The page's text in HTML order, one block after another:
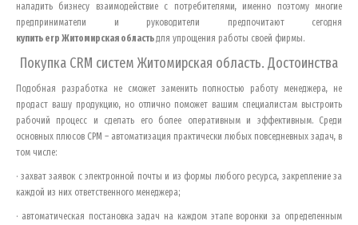
наладить бизнесу взаимодействие с потребителями, именно поэтому многие
предприниматели и руководители предпочитают сегодня
купить erp Житомирская областьдля упрощения работы своей фирмы.
Покупка CRM систем Житомирская область. Достоинства
Подобная разработка не сможет заменить полностью работу менеджера, не
продаст вашу продукцию, но отлично поможет вашим специалистам выстроить
рабочий процесс и сделать его более оперативным и эффективным. Среди
основных плюсов СРМ – автоматизация практически любых повседневных задач, в
том числе:
· захват заявок с электронной почты и из формы любого ресурса, закрепление за
каждой из них ответственного менеджера;
· автоматическая постановка задач на каждом этапе воронки за определенным